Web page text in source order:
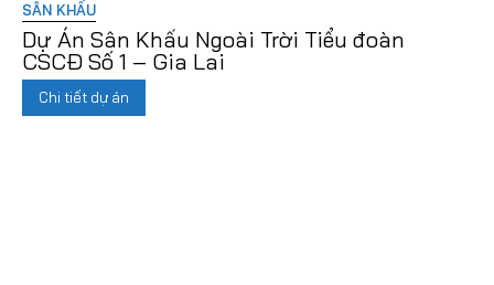
SÂN KHẤU
Dự Án Sân Khấu Ngoài Trời Tiểu đoàn
CSCĐ Số 1 – Gia Lai
Chi tiết dự án